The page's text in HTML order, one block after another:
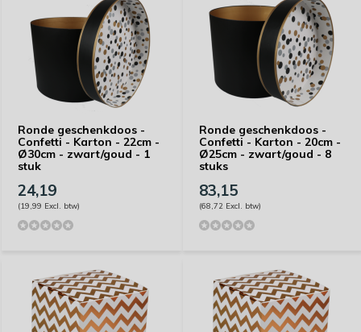
Ronde geschenkdoos -
Confetti - Karton - 22cm -
Ø30cm - zwart/goud - 1
stuk
24,19
(19,99 Excl. btw)
Ronde geschenkdoos -
Confetti - Karton - 20cm -
Ø25cm - zwart/goud - 8
stuks
83,15
(68,72 Excl. btw)